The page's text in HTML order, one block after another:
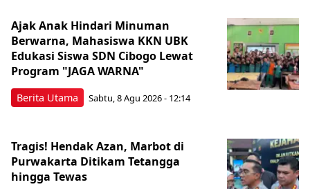
Berita Utama
Ajak Anak Hindari Minuman
Berwarna, Mahasiswa KKN UBK
Edukasi Siswa SDN Cibogo Lewat
Program "JAGA WARNA"
Sabtu, 8 Agu 2026 - 12:14
Tragis! Hendak Azan, Marbot di
Purwakarta Ditikam Tetangga
hingga Tewas